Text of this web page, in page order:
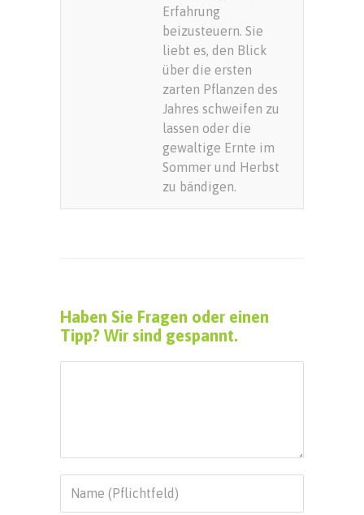
Erfahrung
beizusteuern. Sie
liebt es, den Blick
über die ersten
zarten Pflanzen des
Jahres schweifen zu
lassen oder die
gewaltige Ernte im
Sommer und Herbst
zu bändigen.
Haben Sie Fragen oder einen
Tipp? Wir sind gespannt.